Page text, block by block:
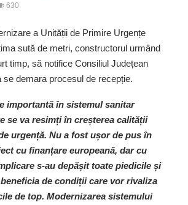
630
a Unității de Primire Urgențe
sută de metri, constructorul urmând
timp, să notifice Consiliul Județean
se demara procesul de recepție.
importantă în sistemul sanitar
se va resimți în creșterea calității
urgență. Nu a fost ușor de pus în
cu finanțare europeană, dar cu
s-au depășit toate piedicile și
de condiții care vor rivaliza
de top. Modernizarea sistemului